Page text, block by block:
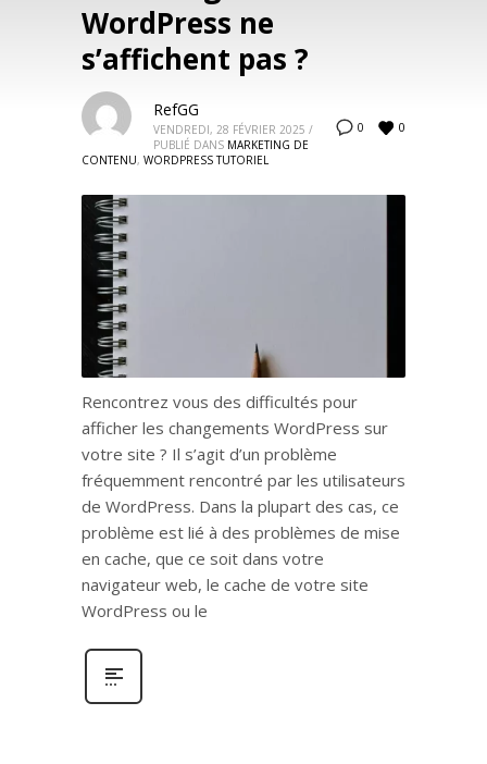
WordPress ne
s’affichent pas ?
0 0
RefGG
VENDREDI, 28 FÉVRIER 2025 /
PUBLIÉ DANS MARKETING DE
CONTENU, WORDPRESS TUTORIEL
Rencontrez vous des difficultés pour
afficher les changements WordPress sur
votre site ? Il s’agit d’un problème
fréquemment rencontré par les utilisateurs
de WordPress. Dans la plupart des cas, ce
problème est lié à des problèmes de mise
en cache, que ce soit dans votre
navigateur web, le cache de votre site
WordPress ou le